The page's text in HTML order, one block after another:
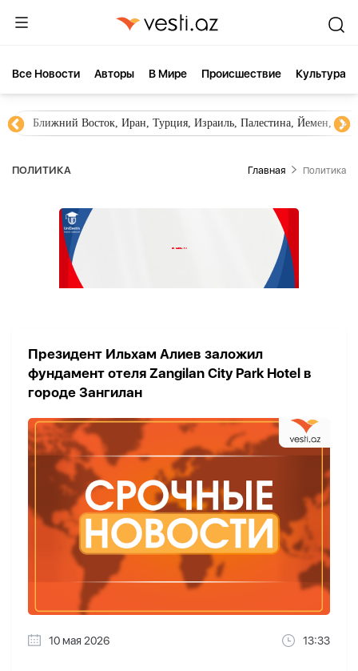
Все Новости Aвторы В Мире Происшествие Культура
Ближний Восток, Иран, Турция, Израиль, Палестина, Йемен,
ПОЛИТИКА Главная Политика
Президент Ильхам Алиев заложил
фундамент отеля Zangilan City Park Hotel в
городе Зангилан
10 мая 2026 13:33